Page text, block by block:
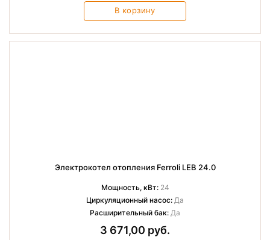
В корзину
Электрокотел отопления Ferroli LEB 24.0
Мощность, кВт:24
Циркуляционный насос: Да
Расширительный бак: Да
3 671,00 руб.